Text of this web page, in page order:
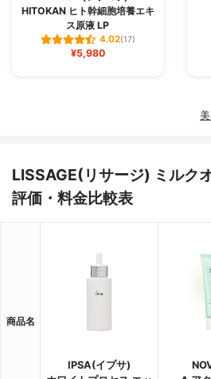
HITOKAN ヒト幹細胞培養エキ
ス原液 LP
4.02(17)
¥5,980
LISSAGE(リサージ) ミルク
評価・料金比較表
商品名
IPSA(イプサ)